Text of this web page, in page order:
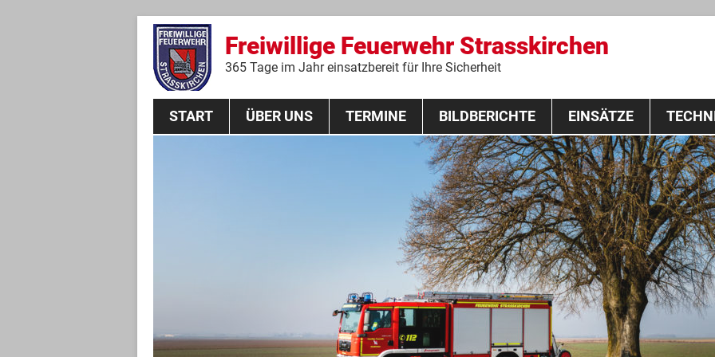
Freiwillige Feuerwehr Strasskirchen
365 Tage im Jahr einsatzbereit für Ihre Sicherheit
Zum
springen
START ÜBER UNS TERMINE
THL Lehrgang 2020
BILDBERICHTE EINSÄTZE
Fahrzeuge
Ausrüstung